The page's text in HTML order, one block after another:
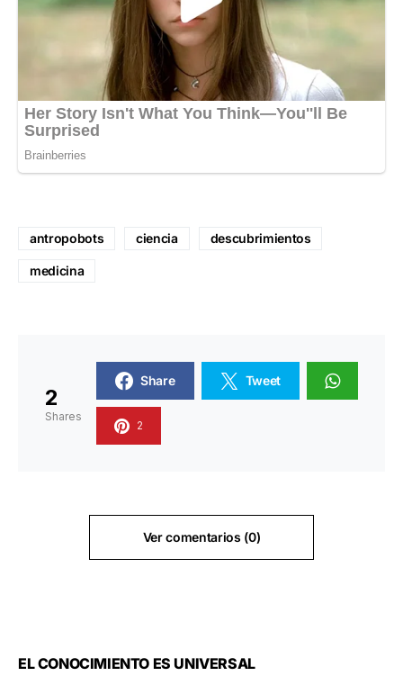
antropobots ciencia descubrimientos
medicina
2
Shares
Share Tweet
2
Ver comentarios (0)
EL CONOCIMIENTO ES UNIVERSAL